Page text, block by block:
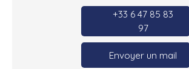
+33 6 47 85 83
97
Envoyer un mail